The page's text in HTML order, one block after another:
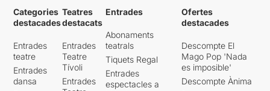
Categories
destacades
Entrades
teatre
Entrades
dansa
Teatres
destacats
Entrades
Teatre
Tívoli
Entrades
Entrades
Abonaments
teatrals
Tiquets Regal
Entrades
espectacles a
Ofertes
destacades
Descompte El
Mago Pop 'Nada
es imposible'
Descompte Ànima